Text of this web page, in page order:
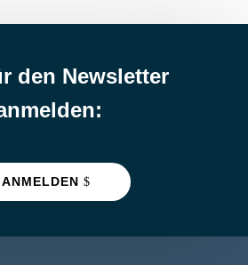
den Newsletter
ANMELDEN